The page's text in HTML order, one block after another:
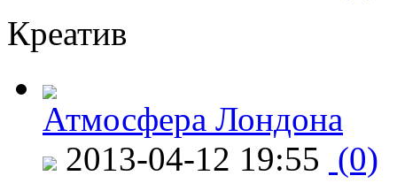
Креатив
Атмосфера Лондона
2013-04-12 19:55 (0)